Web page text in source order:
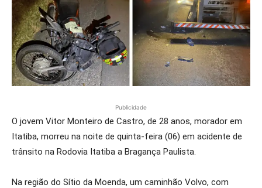
Publicidade
O jovem Vitor Monteiro de Castro, de 28 anos, morador em
Itatiba, morreu na noite de quinta-feira (06) em acidente de
trânsito na Rodovia Itatiba a Bragança Paulista.
Na região do Sítio da Moenda, um caminhão Volvo, com